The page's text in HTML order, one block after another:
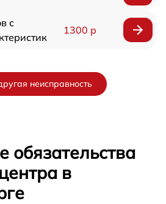
с
1300 р
неисправность
обязательства
в